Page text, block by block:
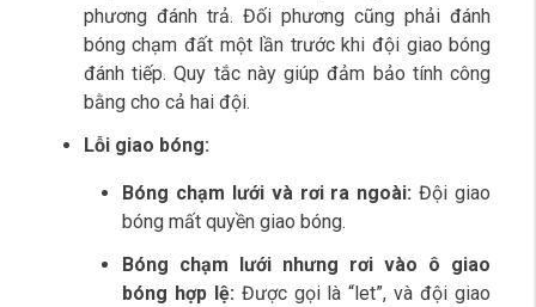
phương đánh trả. Đối phương cũng phải đánh
bóng chạm đất một lần trước khi đội giao bóng
đánh tiếp. Quy tắc này giúp đảm bảo tính công
bằng cho cả hai đội.
Lỗi giao bóng:
Bóng chạm lưới và rơi ra ngoài: Đội giao
bóng mất quyền giao bóng.
Bóng chạm lưới nhưng rơi vào ô giao
bóng hợp lệ: Được gọi là “let”, và đội giao